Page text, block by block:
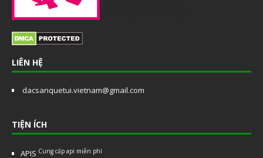
LIÊN HỆ
dacsanquetui.vietnam@gmail.com
TIỆN ÍCH
APIS Cung cấp api miễn phí